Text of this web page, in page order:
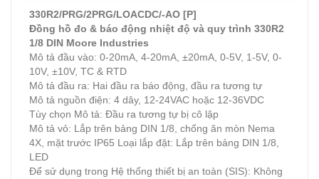
330R2/PRG/2PRG/LOACDC/-AO [P]
Đồng hồ đo & báo động nhiệt độ và quy trình 330R2
1/8 DIN Moore Industries
Mô tả đầu vào: 0-20mA, 4-20mA, ±20mA, 0-5V, 1-5V, 0-
10V, ±10V, TC & RTD
Mô tả đầu ra: Hai đầu ra báo động, đầu ra tương tự
Mô tả nguồn điện: 4 dây, 12-24VAC hoặc 12-36VDC
Tùy chọn Mô tả: Đầu ra tương tự bị cô lập
Mô tả vỏ: Lắp trên bảng DIN 1/8, chống ăn mòn Nema
4X, mặt trước IP65 Loại lắp đặt: Lắp trên bảng DIN 1/8,
LED
Để sử dụng trong Hệ thống thiết bị an toàn (SIS): Không